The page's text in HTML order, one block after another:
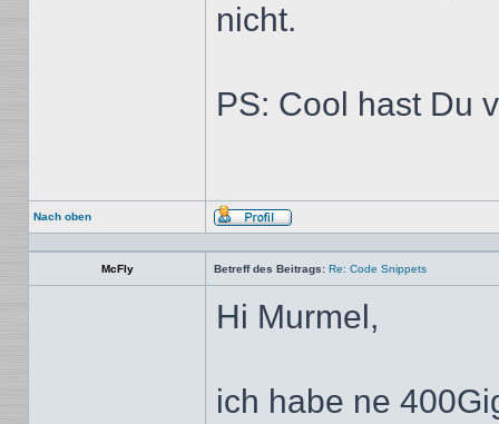
nicht.
PS: Cool hast Du
Nach oben
Profil
McFly Betreff des Beitrags: Re: Code Snippets
Hi Murmel,
ich habe ne